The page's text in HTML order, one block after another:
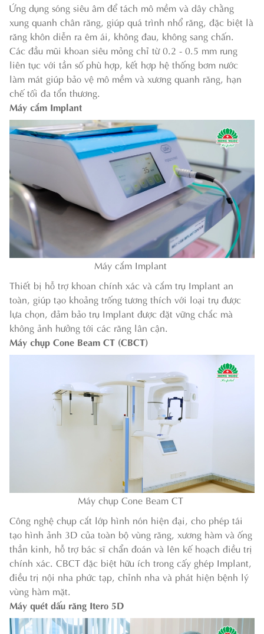
Ứng dụng sóng siêu âm để tách mô mềm và dây chằng
xung quanh chân răng, giúp quá trình nhổ răng, đặc biệt là
răng khôn diễn ra êm ái, không đau, không sang chấn.
Các đầu mũi khoan siêu mỏng chỉ từ 0.2 - 0.5 mm rung
liên tục với tần số phù hợp, kết hợp hệ thống bơm nước
làm mát giúp bảo vệ mô mềm và xương quanh răng, hạn
chế tối đa tổn thương.
Máy cắm Implant
Máy cắm Implant
Thiết bị hỗ trợ khoan chính xác và cắm trụ Implant an
toàn, giúp tạo khoảng trống tương thích với loại trụ được
lựa chọn, đảm bảo trụ Implant được đặt vững chắc mà
không ảnh hưởng tới các răng lân cận.
Máy chụp Cone Beam CT (CBCT)
Máy chụp Cone Beam CT
Công nghệ chụp cắt lớp hình nón hiện đại, cho phép tái
tạo hình ảnh 3D của toàn bộ vùng răng, xương hàm và ống
thần kinh, hỗ trợ bác sĩ chẩn đoán và lên kế hoạch điều trị
chính xác. CBCT đặc biệt hữu ích trong cấy ghép Implant,
điều trị nội nha phức tạp, chỉnh nha và phát hiện bệnh lý
vùng hàm mặt.
Máy quét dấu răng Itero 5D